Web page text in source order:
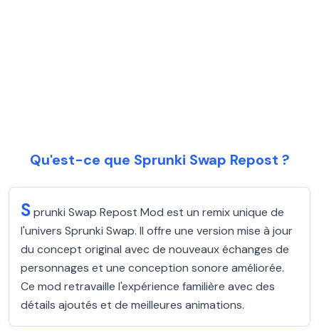
Qu'est-ce que Sprunki Swap Repost ?
Sprunki Swap Repost Mod est un remix unique de
l'univers Sprunki Swap. Il offre une version mise à jour
du concept original avec de nouveaux échanges de
personnages et une conception sonore améliorée.
Ce mod retravaille l'expérience familière avec des
détails ajoutés et de meilleures animations.